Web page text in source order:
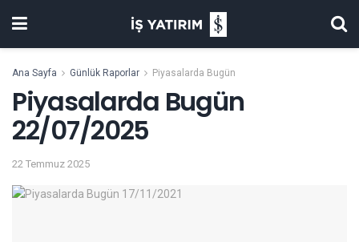
Ana Sayfa Günlük Raporlar Piyasalarda Bugün
Piyasalarda Bugün
22/07/2025
22 Temmuz 2025